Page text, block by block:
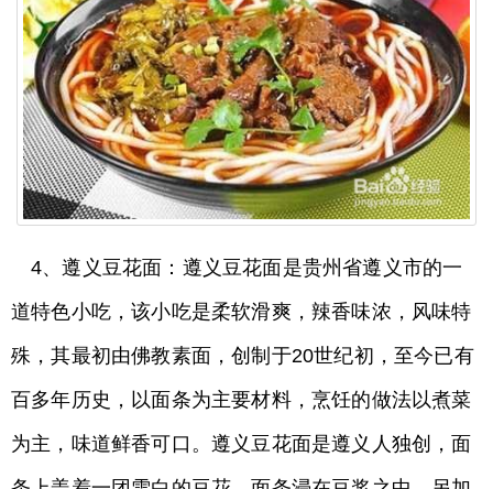
4、遵义豆花面：遵义豆花面是贵州省遵义市的一
道特色小吃，该小吃是柔软滑爽，辣香味浓，风味特
殊，其最初由佛教素面，创制于20世纪初，至今已有
百多年历史，以面条为主要材料，烹饪的做法以煮菜
为主，味道鲜香可口。遵义豆花面是遵义人独创，面